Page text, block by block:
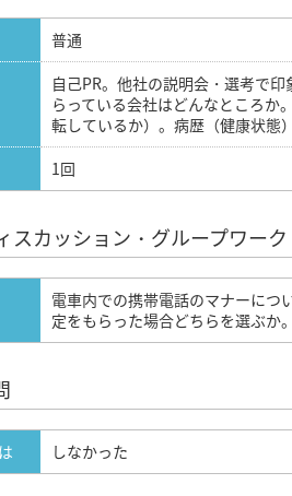
普通
自己PR。他社の説明会・選考で
らっている会社はどんなところか
転しているか）。病歴（健康状態
1回
スカッション・グループワーク
電車内での携帯電話のマナーにつ
定をもらった場合どちらを選ぶか。
しなかった